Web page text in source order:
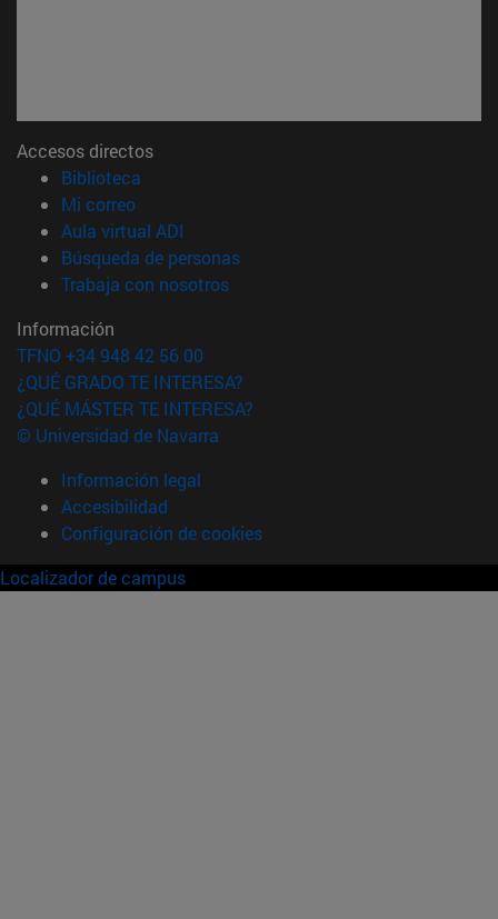
Accesos directos
Biblioteca
Mi correo(abre en nueva ventana)
Aula virtual ADI
Búsqueda de personas(abre en nueva ventana)
Trabaja con nosotros(abre en nueva ventana)
Información
TFNO +34 948 42 56 00
¿QUÉ GRADO TE INTERESA?
¿QUÉ MÁSTER TE INTERESA?
© Universidad de Navarra
Información legal
Accesibilidad
Configuración de cookies
Localizador de campus